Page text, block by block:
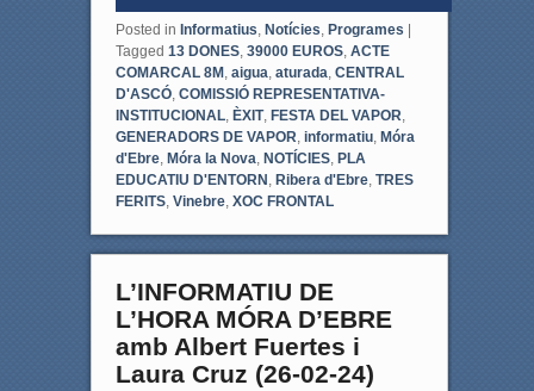
Posted in Informatius, Notícies, Programes
Tagged 13 DONES, 39000 EUROS, ACTE
COMARCAL 8M , aigua, aturada, CENTRAL
D'ASCÓ, COMISSIÓ REPRESENTATIVA-
INSTITUCIONAL, ÈXIT, FESTA DEL VAPOR,
GENERADORS DE VAPOR, informatiu, Móra
d'Ebre, Móra la Nova, NOTÍCIES, PLA
EDUCATIU D'ENTORN , Ribera d'Ebre, TRES
FERITS, Vinebre, XOC FRONTAL
L’INFORMATIU DE
L’HORA MÓRA D’EBRE
amb Albert Fuertes i
Laura Cruz (26-02-24)